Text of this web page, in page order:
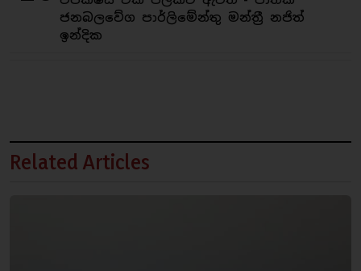
ජනබලවේග පාර්ලිමේන්තු මන්ත්‍රී නජිත්
ඉන්දික
Related Articles